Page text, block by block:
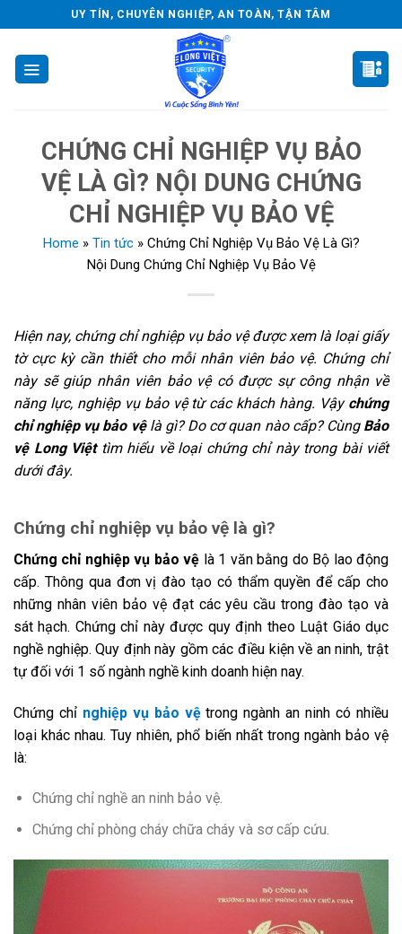
to
content
UY TÍN, CHUYÊN NGHIỆP, AN TOÀN, TẬN TÂM
CHỨNG CHỈ NGHIỆP VỤ BẢO
VỆ LÀ GÌ? NỘI DUNG CHỨNG
CHỈ NGHIỆP VỤ BẢO VỆ
Home » Tin tức» Chứng Chỉ Nghiệp Vụ Bảo Vệ Là Gì?
Nội Dung Chứng Chỉ Nghiệp Vụ Bảo Vệ
Hiện nay, chứng chỉ nghiệp vụ bảo vệ được xem là loại giấy
tờ cực kỳ cần thiết cho mỗi nhân viên bảo vệ. Chứng chỉ
này sẽ giúp nhân viên bảo vệ có được sự công nhận về
năng lực, nghiệp vụ bảo vệ từ các khách hàng. Vậy chứng
chỉ nghiệp vụ bảo vệlà gì? Do cơ quan nào cấp? Cùng Bảo
vệ Long Việttìm hiểu về loại chứng chỉ này trong bài viết
dưới đây.
Chứng chỉ nghiệp vụ bảo vệ là gì?
Chứng chỉ nghiệp vụ bảo vệ là 1 văn bằng do Bộ lao động
cấp. Thông qua đơn vị đào tạo có thẩm quyền để cấp cho
những nhân viên bảo vệ đạt các yêu cầu trong đào tạo và
sát hạch. Chứng chỉ này được quy định theo Luật Giáo dục
nghề nghiệp. Quy định này gồm các điều kiện về an ninh, trật
tự đối với 1 số ngành nghề kinh doanh hiện nay.
Chứng chỉ nghiệp vụ bảo vệtrong ngành an ninh có nhiều
loại khác nhau. Tuy nhiên, phổ biến nhất trong ngành bảo vệ
là:
Chứng chỉ nghề an ninh bảo vệ.
Chứng chỉ phòng cháy chữa cháy và sơ cấp cứu.